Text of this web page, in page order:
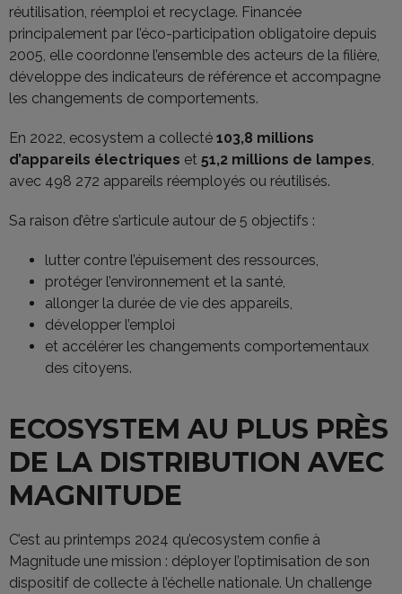
réutilisation, réemploi et recyclage. Financée
principalement par l’éco-participation obligatoire depuis
2005, elle coordonne l’ensemble des acteurs de la filière,
développe des indicateurs de référence et accompagne
les changements de comportements.
En 2022, ecosystem a collecté 103,8 millions
d’appareils électriques et 51,2 millions de lampes
avec 498 272 appareils réemployés ou réutilisés.
Sa raison d’être s’articule autour de 5 objectifs :
lutter contre l’épuisement des ressources,
protéger l’environnement et la santé,
allonger la durée de vie des appareils,
développer l’emploi
et accélérer les changements comportementaux
des citoyens.
ECOSYSTEM AU PLUS PRÈS
DE LA DISTRIBUTION AVEC
MAGNITUDE
C’est au printemps 2024 qu’ecosystem confie à
Magnitude une mission : déployer l’optimisation de son
dispositif de collecte à l’échelle nationale. Un challenge